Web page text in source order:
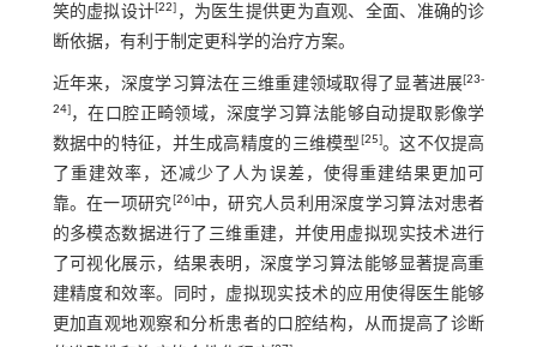
笑的虚拟设计[22] ，为医生提供更为直观、全面、准确的诊
断依据，有利于制定更科学的治疗方案。
近年来，深度学习算法在三维重建领域取得了显著进展[23-
24]，在口腔正畸领域，深度学习算法能够自动提取影像学
数据中的特征，并生成高精度的三维模型[25]。这不仅提高
了重建效率，还减少了人为误差，使得重建结果更加可
靠。在一项研究[26]中，研究人员利用深度学习算法对患者
的多模态数据进行了三维重建，并使用虚拟现实技术进行
了可视化展示，结果表明，深度学习算法能够显著提高重
建精度和效率。同时，虚拟现实技术的应用使得医生能够
更加直观地观察和分析患者的口腔结构，从而提高了诊断